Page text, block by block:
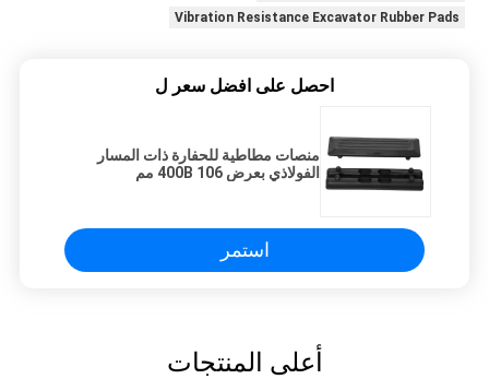
Vibration Resistance Excavator Rubber Pads
احصل على افضل سعر ل
منصات مطاطية للحفارة ذات المسار
الفولاذي بعرض 400B 106 مم
استمر
أعلى المنتجات